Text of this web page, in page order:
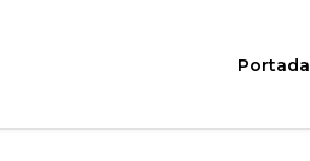
Portada